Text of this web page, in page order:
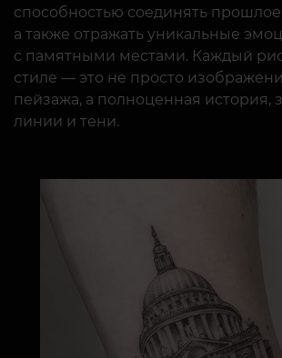
способностью соединять
а также отражать уникальные
с памятными местами. Каждый
стиле — это не просто
пейзажа, а полноценная история,
линии и тени.